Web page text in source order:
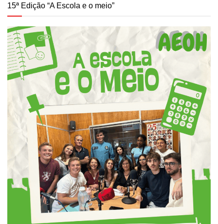
15ª Edição “A Escola e o meio”